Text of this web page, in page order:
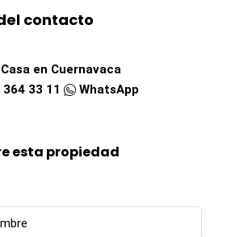
contacto
en Cuernavaca
364 33 11
WhatsApp
esta propiedad